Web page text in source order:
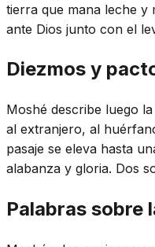
tierra que mana leche y
ante Dios junto con el
Diezmos y
Moshé describe luego
al extranjero, al
pasaje se eleva hasta
alabanza y gloria. Dos
Palabras sobre